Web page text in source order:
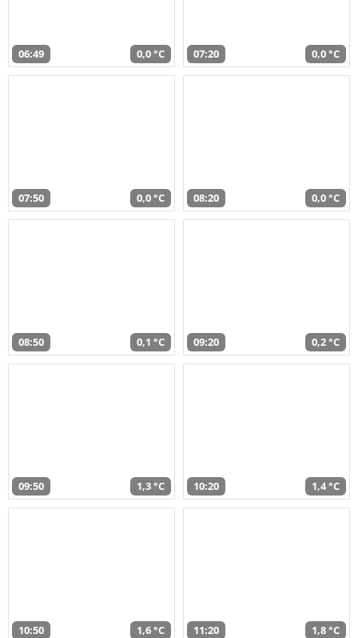
06:49 0,0 °C 07:20 0,0 °C
07:50 0,0 °C 08:20 0,0 °C
08:50 0,1 °C 09:20 0,2 °C
09:50 1,3 °C 10:20 1,4 °C
10:50 1,6 °C 11:20 1,8 °C